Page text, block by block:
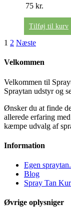
75 kr.
Tilføj til kurv
1 2 Næste
Velkommen
Velkommen til
Spraytan udstyr og
Ønsker du at finde
allerede erfaring
kæmpe udvalg af
Information
Egen
Blog
Spray Tan
Øvrige oplysniger